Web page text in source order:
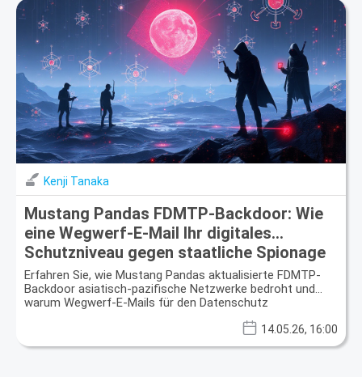
Kenji Tanaka
Mustang Pandas FDMTP-Backdoor: Wie
eine Wegwerf-E-Mail Ihr digitales
Schutzniveau gegen staatliche Spionage
befestigt
Erfahren Sie, wie Mustang Pandas aktualisierte FDMTP-
Backdoor asiatisch-pazifische Netzwerke bedroht und
warum Wegwerf-E-Mails für den Datenschutz
14.05.26, 16:00